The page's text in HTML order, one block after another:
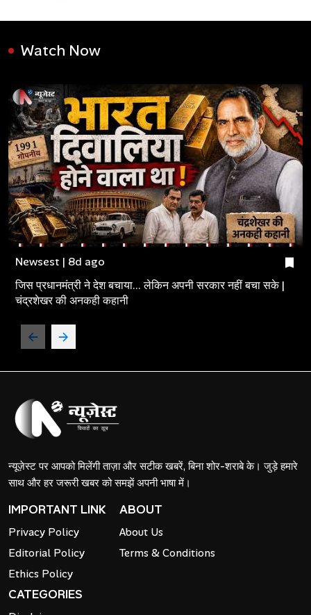
Watch Now
Newsest | 8d ago
जिस प्रधानमंत्री ने देश बचाया... लेकिन अपनी सरकार नहीं बचा सके |
चंद्रशेखर की अनकही कहानी
न्यूज़ेस्ट पर आपको मिलेंगी ताज़ा और सटीक खबरें, बिना शोर-शराबे के। जुड़े हमारे
साथ और हर जरूरी खबर को समझें अपनी भाषा में।
IMPORTANT LINK
Privacy Policy
Editorial Policy
Ethics Policy
ABOUT
About Us
Terms & Conditions
CATEGORIES